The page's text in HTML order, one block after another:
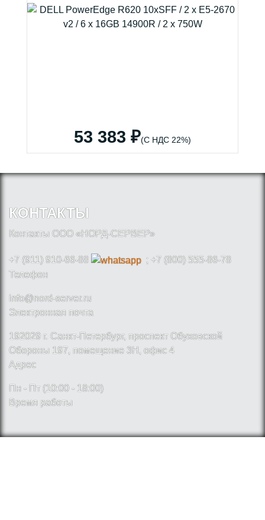
53 383 ₽(С НДС 22%)
КОНТАКТЫ
Контакты ООО «НОРД-СЕРВЕР»
+7 (911) 910-66-88
; +7 (800) 555-86-78
Телефон
info@nord-server.ru
Электронная почта
192029 г. Санкт-Петербург, проспект Обуховской
Обороны 197, помещение 3Н, офис 4
Адрес
Пн - Пт (10:00 - 18:00)
Время работы